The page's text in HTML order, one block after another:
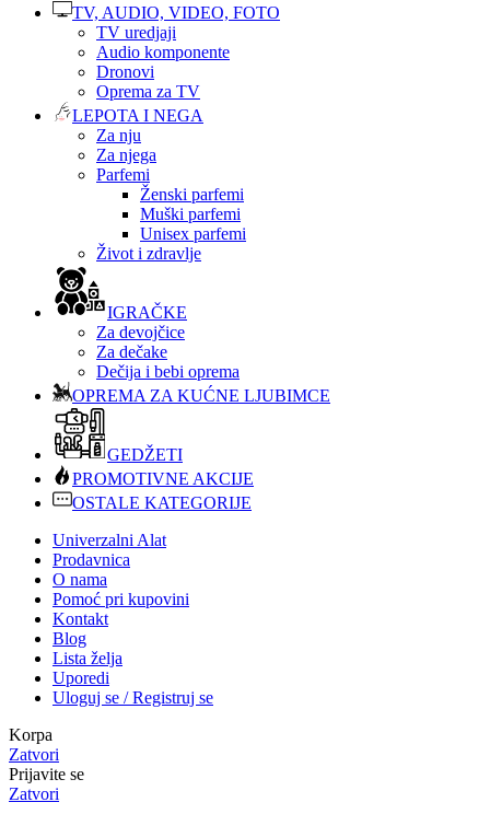
TV, AUDIO, VIDEO, FOTO
TV uredjaji
Audio komponente
Dronovi
Oprema za TV
LEPOTA I NEGA
Za nju
Za njega
Parfemi
Ženski parfemi
Muški parfemi
Unisex parfemi
Život i zdravlje
IGRAČKE
Za devojčice
Za dečake
Dečija i bebi oprema
OPREMA ZA KUĆNE LJUBIMCE
GEDŽETI
PROMOTIVNE AKCIJE
OSTALE KATEGORIJE
Univerzalni Alat
Prodavnica
O nama
Pomoć pri kupovini
Kontakt
Blog
Lista želja
Uporedi
Uloguj se / Registruj se
Korpa
Zatvori
Prijavite se
Zatvori